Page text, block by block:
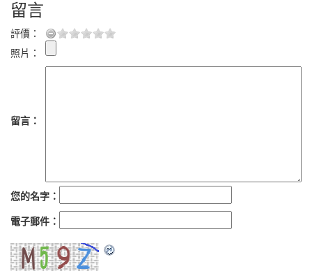
留言
評價：
照片：
留言：
您的名字：
電子郵件：